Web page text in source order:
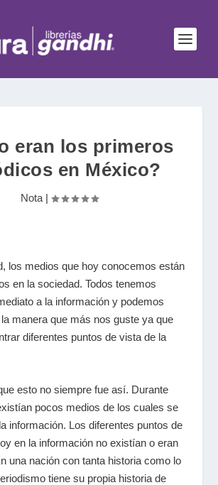
eran los primeros
en México?
Nota|
los medios que hoy conocemos están
en la sociedad. Todos tenemos
a la información y podemos
manera que más nos guste ya que
diferentes puntos de vista de la
esto no siempre fue así. Durante
pocos medios de los cuales se
información. Los diferentes puntos de
en la información no existían o eran
una nación con tanta historia como lo
tiene su propia historia de